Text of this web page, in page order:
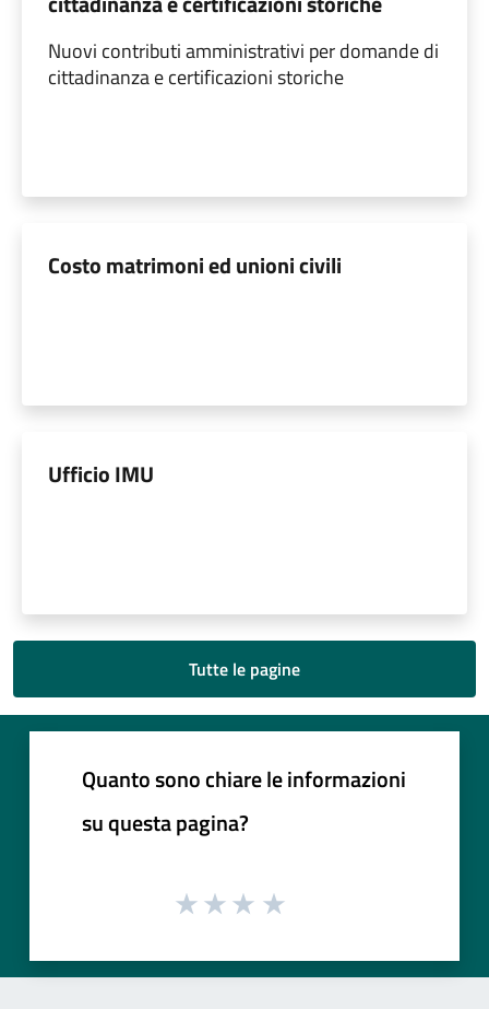
Nuovi contributi amministrativi per domande di
cittadinanza e certificazioni storiche
Costo matrimoni ed unioni civili
Ufficio IMU
Tutte le pagine
Quanto sono chiare le informazioni
su questa pagina?